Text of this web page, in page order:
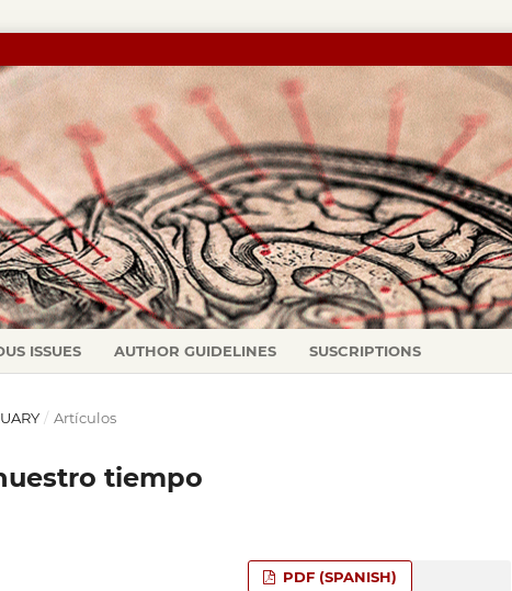
ISSUES AUTHOR GUIDELINES SUSCRIPTIONS
/ Artículos
tiempo
PDF (SPANISH)